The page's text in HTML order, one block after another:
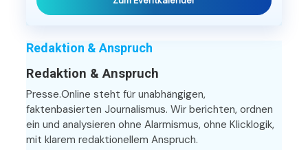
Redaktion & Anspruch
Redaktion & Anspruch
Presse.Online steht für unabhängigen,
faktenbasierten Journalismus. Wir berichten, ordnen
ein und analysieren ohne Alarmismus, ohne Klicklogik,
mit klarem redaktionellem Anspruch.